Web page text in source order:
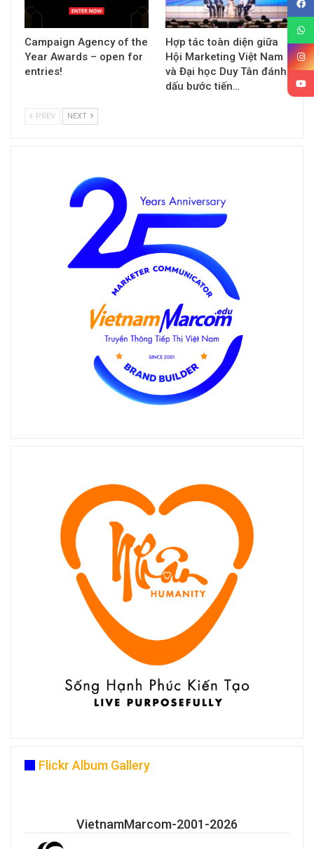
Campaign Agency of the
Year Awards – open for
entries!
Hợp tác toàn diện giữa
Hội Marketing Việt Nam
và Đại học Duy Tân đánh
dấu bước tiến…
PREV NEXT
Flickr Album Gallery
VietnamMarcom-2001-2026